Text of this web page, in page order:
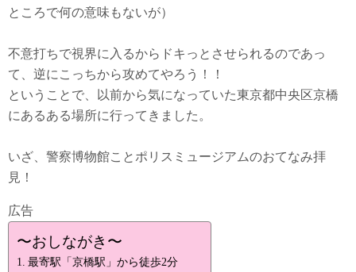
ところで何の意味もないが）
不意打ちで視界に入るからドキっとさせられるのであっ
て、逆にこっちから攻めてやろう！！
ということで、以前から気になっていた東京都中央区京橋
にあるある場所に行ってきました。
いざ、警察博物館ことポリスミュージアムのおてなみ拝
見！
広告
〜おしながき〜
最寄駅「京橋駅」から徒歩2分